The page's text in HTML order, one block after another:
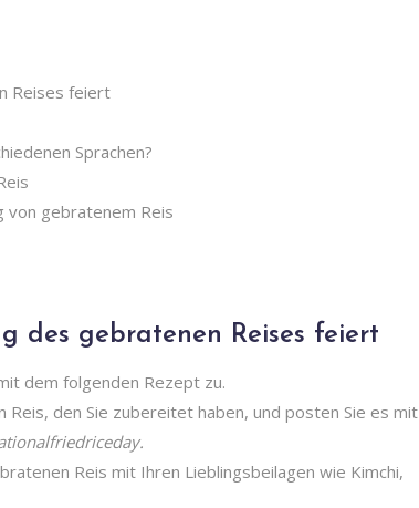
Reises feiert
Sprachen?
von gebratenem Reis
des gebratenen Reises feiert
dem folgenden Rezept zu.
Reis, den Sie zubereitet haben, und posten Sie es mit
Reis mit Ihren Lieblingsbeilagen wie Kimchi,